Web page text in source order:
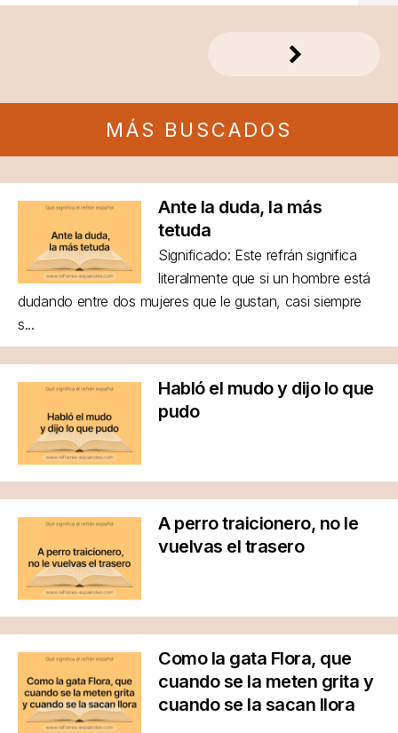
MÁS BUSCADOS
Ante la duda, la más
tetuda
Significado: Este refrán significa
literalmente que si un hombre está
dudando entre dos mujeres que le gustan, casi siempre
s...
Habló el mudo y dijo lo que
pudo
A perro traicionero, no le
vuelvas el trasero
Como la gata Flora, que
cuando se la meten grita y
cuando se la sacan llora